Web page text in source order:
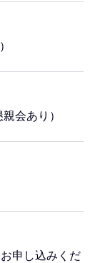
会あり）
申し込みくだ